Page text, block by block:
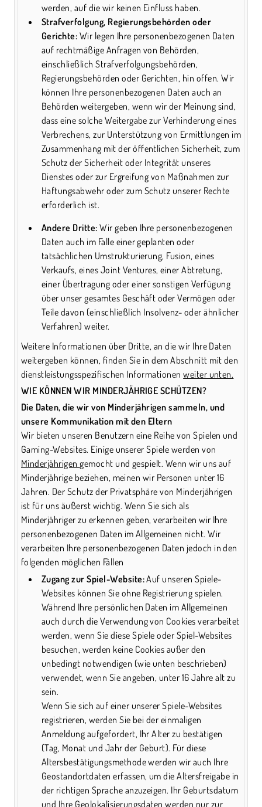
werden, auf die wir keinen Einfluss haben.
Strafverfolgung, Regierungsbehörden oder
Gerichte: Wir legen Ihre personenbezogenen Daten
auf rechtmäßige Anfragen von Behörden,
einschließlich Strafverfolgungsbehörden,
Regierungsbehörden oder Gerichten, hin offen. Wir
können Ihre personenbezogenen Daten auch an
Behörden weitergeben, wenn wir der Meinung sind,
dass eine solche Weitergabe zur Verhinderung eines
Verbrechens, zur Unterstützung von Ermittlungen im
Zusammenhang mit der öffentlichen Sicherheit, zum
Schutz der Sicherheit oder Integrität unseres
Dienstes oder zur Ergreifung von Maßnahmen zur
Haftungsabwehr oder zum Schutz unserer Rechte
erforderlich ist.
Andere Dritte:Wir geben Ihre personenbezogenen
Daten auch im Falle einer geplanten oder
tatsächlichen Umstrukturierung, Fusion, eines
Verkaufs, eines Joint Ventures, einer Abtretung,
einer Übertragung oder einer sonstigen Verfügung
über unser gesamtes Geschäft oder Vermögen oder
Teile davon (einschließlich Insolvenz- oder ähnlicher
Verfahren) weiter.
Weitere Informationen über Dritte, an die wir Ihre Daten
weitergeben können, finden Sie in dem Abschnitt mit den
dienstleistungsspezifischen Informationenweiter unten.
WIE KÖNNEN WIR MINDERJÄHRIGE SCHÜTZEN?
Die Daten, die wir von Minderjährigen sammeln, und
unsere Kommunikation mit den Eltern
Wir bieten unseren Benutzern eine Reihe von Spielen und
Gaming-Websites. Einige unserer Spiele werden von
Minderjährigengemocht und gespielt. Wenn wir uns auf
Minderjährige beziehen, meinen wir Personen unter 16
Jahren. Der Schutz der Privatsphäre von Minderjährigen
ist für uns äußerst wichtig. Wenn Sie sich als
Minderjähriger zu erkennen geben, verarbeiten wir Ihre
personenbezogenen Daten im Allgemeinen nicht. Wir
verarbeiten Ihre personenbezogenen Daten jedoch in den
folgenden möglichen Fällen
Zugang zur Spiel-Website:Auf unseren Spiele-
Websites können Sie ohne Registrierung spielen.
Während Ihre persönlichen Daten im Allgemeinen
auch durch die Verwendung von Cookies verarbeitet
werden, wenn Sie diese Spiele oder Spiel-Websites
besuchen, werden keine Cookies außer den
unbedingt notwendigen (wie unten beschrieben)
verwendet, wenn Sie angeben, unter 16 Jahre alt zu
sein.
Wenn Sie sich auf einer unserer Spiele-Websites
registrieren, werden Sie bei der einmaligen
Anmeldung aufgefordert, Ihr Alter zu bestätigen
(Tag, Monat und Jahr der Geburt). Für diese
Altersbestätigungsmethode werden wir auch Ihre
Geostandortdaten erfassen, um die Altersfreigabe in
der richtigen Sprache anzuzeigen. Ihr Geburtsdatum
und Ihre Geolokalisierungsdaten werden nur zur